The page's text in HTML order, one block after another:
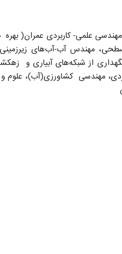
علمی- کاربردی عمران( بهره
سطحی، مهندس آب-آب‌های
از شبکه‌های آبیاری و
مهندسی کشاورزی(آب)، علوم